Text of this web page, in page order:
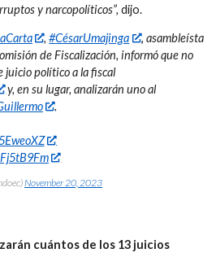
y narcopolíticos”, dijo.
,#CésarUmajinga
, asambleísta
de Fiscalización, informó que no
juicio político a la fiscal
y, en su lugar, analizarán uno al
.
November 20, 2023
cuántos de los 13 juicios